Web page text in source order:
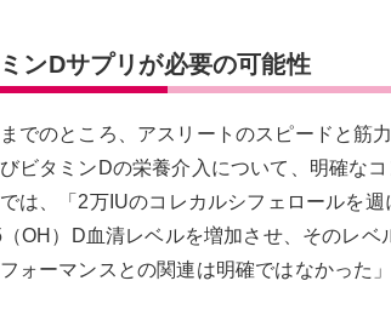
ンDサプリが必要の可能性
でのところ、アスリートのスピードと筋
ビタミンDの栄養介入について、明確な
は、「2万IUのコレカルシフェロールを
OH）D血清レベルを増加させ、そのレ
ォーマンスとの関連は明確ではなかった